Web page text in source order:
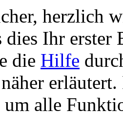
herzlich
Ihr erster
die Hilfe
alle